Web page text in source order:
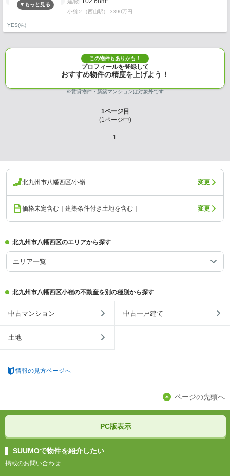
小嶺２（西山駅） 3390万円
YES(株)
この物件もありかも！
プロフィールを登録して
おすすめ物件の精度を上げよう！
※賃貸物件・新築マンションは対象外です
1ページ目
(1ページ中)
1
北九州市八幡西区/小嶺 変更
価格未定含む｜建築条件付き土地を含む｜ 変更
北九州市八幡西区のエリアから探す
エリア一覧
北九州市八幡西区小嶺の不動産を別の種別から探す
中古マンション 中古一戸建て
土地
情報の見方ページへ
ページの先頭へ
PC版表示
SUUMOで物件を紹介したい
掲載のお問い合わせ